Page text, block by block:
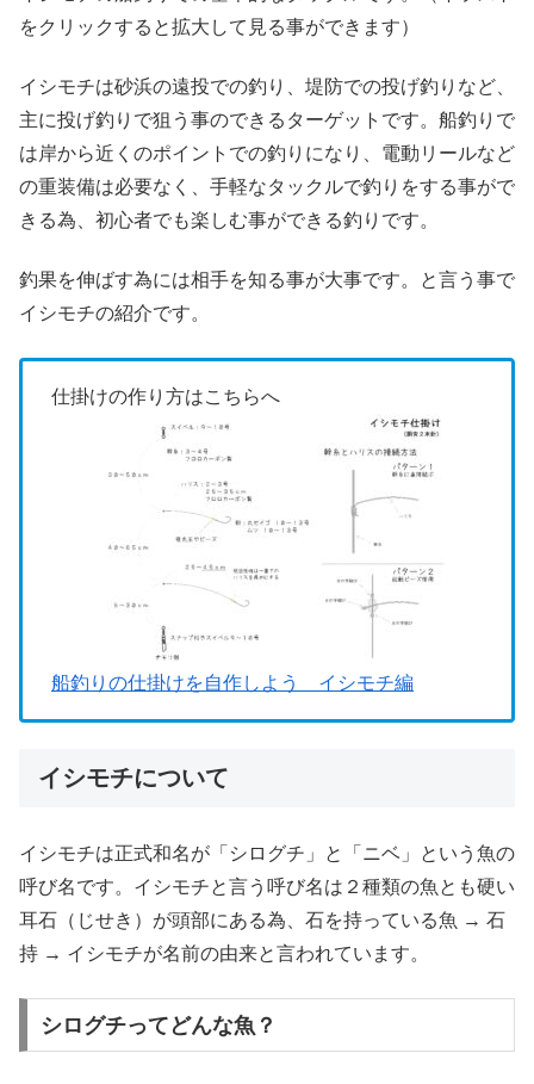
をクリックすると拡大して見る事ができます）
イシモチは砂浜の遠投での釣り、堤防での投げ釣りなど、
主に投げ釣りで狙う事のできるターゲットです。船釣りで
は岸から近くのポイントでの釣りになり、電動リールなど
の重装備は必要なく、手軽なタックルで釣りをする事がで
きる為、初心者でも楽しむ事ができる釣りです。
釣果を伸ばす為には相手を知る事が大事です。と言う事で
イシモチの紹介です。
仕掛けの作り方はこちらへ
船釣りの仕掛けを自作しよう イシモチ編
イシモチについて
イシモチは正式和名が「シログチ」と「ニベ」という魚の
呼び名です。イシモチと言う呼び名は２種類の魚とも硬い
耳石（じせき）が頭部にある為、石を持っている魚 → 石
持 → イシモチが名前の由来と言われています。
シログチってどんな魚？